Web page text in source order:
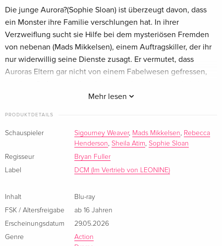
Mehr lesen
Die junge Aurora?(Sophie Sloan) ist überzeugt davon, dass
ein Monster ihre Familie verschlungen hat. In ihrer
Verzweiflung sucht sie Hilfe bei dem mysteriösen Fremden
von nebenan (Mads Mikkelsen), einem Auftragskiller, der ihr
nur widerwillig seine Dienste zusagt. Er vermutet, dass
Auroras Eltern gar nicht von einem Fabelwesen gefressen,
galt. Getrieben von Schuld- und Verantwortungsgefühlen
Monster tatsächlich real sind.
PRODUKTDETAILS
Schauspieler Sigourney Weaver, Mads Mikkelsen
Rebecca
Henderson Sheila Atim Sophie Sloan
Regisseur
Bryan Fuller
Label
DCM (Im Vertrieb von LEONINE)
Inhalt
Blu-ray
FSK / Altersfreigabe
ab 16 Jahren
Erscheinungsdatum
29.05.2026
Genre
Action